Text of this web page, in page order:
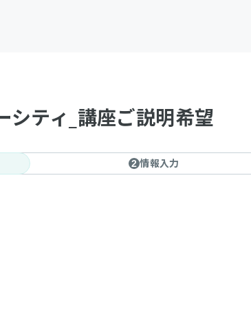
ティ_講座ご説明希望
2 情報入力